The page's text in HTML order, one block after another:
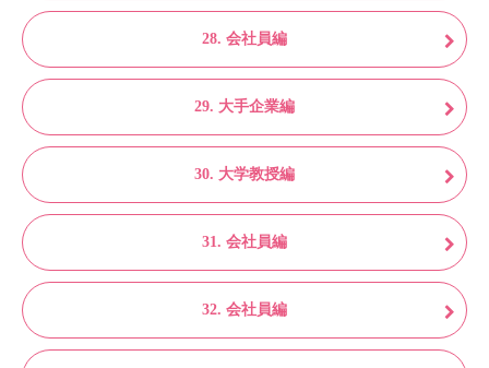
28. 会社員編
29. 大手企業編
30. 大学教授編
31. 会社員編
32. 会社員編